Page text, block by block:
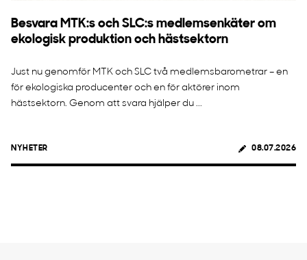
Besvara MTK:s och SLC:s medlemsenkäter om
ekologisk produktion och hästsektorn
Just nu genomför MTK och SLC två medlemsbarometrar – en
för ekologiska producenter och en för aktörer inom
hästsektorn. Genom att svara hjälper du ...
NYHETER 08.07.2026